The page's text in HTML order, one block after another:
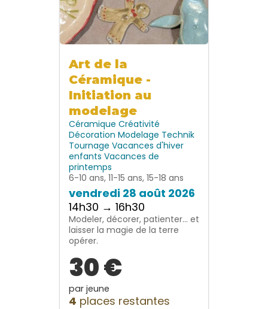
Art de la
Céramique -
Initiation au
modelage
Céramique Créativité
Décoration Modelage Technik
Tournage Vacances d'hiver
enfants Vacances de
printemps
6-10 ans, 11-15 ans, 15-18 ans
vendredi 28 août 2026
14h30 → 16h30
Modeler, décorer, patienter… et
laisser la magie de la terre
opérer.
30 €
par jeune
4 places restantes